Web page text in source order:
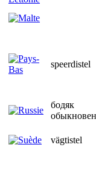
speerdistel
бодяк
vägtistel